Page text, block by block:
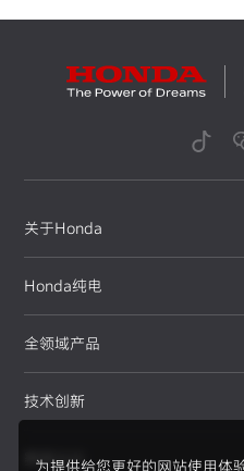
为提供给您更好的网站使用体
关于Honda
Honda纯电
全领域产品
技术创新
赛事运动